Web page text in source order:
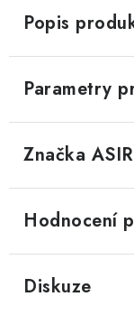
Popis
Parametry
Značka ASIR
Hodnocení
Diskuze